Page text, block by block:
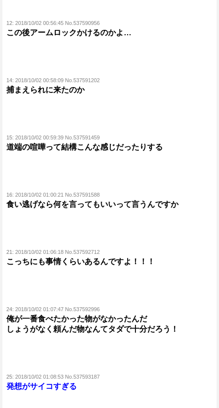
12: 2018/10/02 00:56:45 No.537590956
この後アームロックかけるのかよ…
14: 2018/10/02 00:58:09 No.537591202
捕まえられに来たのか
15: 2018/10/02 00:59:39 No.537591459
道端の喧嘩って結構こんな感じだったりする
16: 2018/10/02 01:00:21 No.537591588
食い逃げなら何を言ってもいいって言うんですか
21: 2018/10/02 01:06:18 No.537592712
こっちにも事情くらいあるんですよ！！！
24: 2018/10/02 01:07:47 No.537592996
俺が一番食べたかった物がなかったんだ
しょうがなく頼んだ物なんてタダで十分だろう！
25: 2018/10/02 01:08:53 No.537593187
発想がサイコすぎる